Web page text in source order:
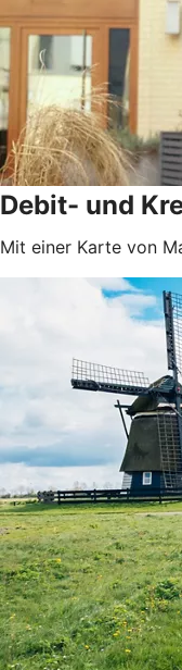
Debit- und
Mit einer Karte von